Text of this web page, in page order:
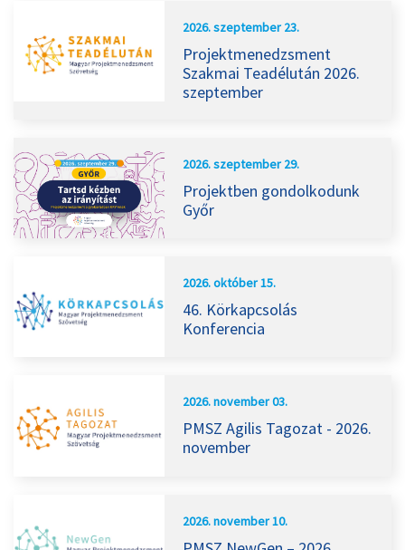
2026. szeptember 23.
Projektmenedzsment
Szakmai Teadélután 2026.
szeptember
2026. szeptember 29.
Projektben gondolkodunk
Győr
2026. október 15.
46. Körkapcsolás
Konferencia
2026. november 03.
PMSZ Agilis Tagozat - 2026.
november
2026. november 10.